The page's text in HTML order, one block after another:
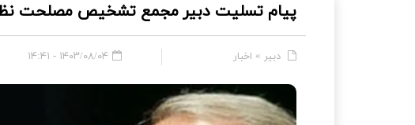
پیام تسلیت دبیر مجمع تشخیص مصلحت
دبیر » اخبار ۱۴۰۳/۰۸/۰۴ - ۱۴:۴۱